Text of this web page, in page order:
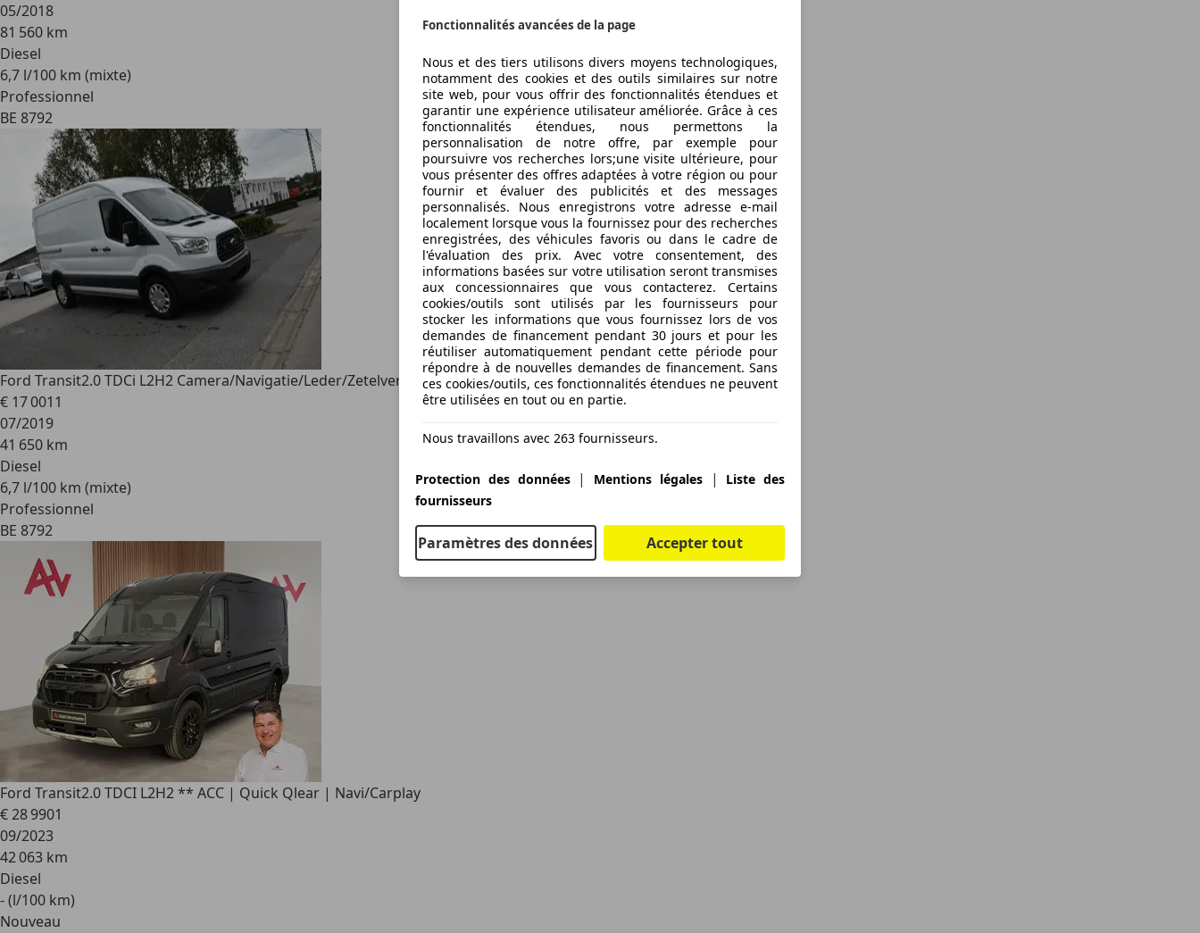
Fonctionnalités avancées de la page
Nous et des tiers utilisons divers moyens technologiques,
notamment des cookies et des outils similaires sur notre
site web, pour vous offrir des fonctionnalités étendues et
garantir une expérience utilisateur améliorée. Grâce à ces
fonctionnalités étendues, nous permettons la
personnalisation de notre offre, par exemple pour
poursuivre vos recherches lors;une visite ultérieure, pour
vous présenter des offres adaptées à votre région ou pour
fournir et évaluer des publicités et des messages
personnalisés. Nous enregistrons votre adresse e-mail
localement lorsque vous la fournissez pour des recherches
enregistrées, des véhicules favoris ou dans le cadre de
l'évaluation des prix. Avec votre consentement, des
informations basées sur votre utilisation seront transmises
aux concessionnaires que vous contacterez. Certains
cookies/outils sont utilisés par les fournisseurs pour
stocker les informations que vous fournissez lors de vos
demandes de financement pendant 30 jours et pour les
réutiliser automatiquement pendant cette période pour
répondre à de nouvelles demandes de financement. Sans
ces cookies/outils, ces fonctionnalités étendues ne peuvent
être utilisées en tout ou en partie.
Nous travaillons avec 263 fournisseurs.
Protection des données| Mentions légales|
Liste des
fournisseurs
Paramètres des données Accepter tout
05/2018
81 560 km
Diesel
6,7 l/100 km (mixte)
Professionnel
BE 8792
Ford Transit2.0 TDCi L2H2 Camera/Navigatie/Leder/Zetelverwarmi
€ 17 0011
07/2019
41 650 km
Diesel
6,7 l/100 km (mixte)
Professionnel
BE 8792
Ford Transit2.0 TDCI L2H2 ** ACC | Quick Qlear | Navi/Carplay
€ 28 9901
09/2023
42 063 km
Diesel
- (l/100 km)
Nouveau